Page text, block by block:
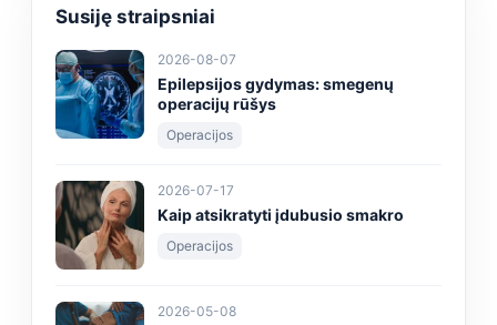
Susiję straipsniai
2026-08-07
Epilepsijos gydymas: smegenų
operacijų rūšys
Operacijos
2026-07-17
Kaip atsikratyti įdubusio smakro
Operacijos
2026-05-08